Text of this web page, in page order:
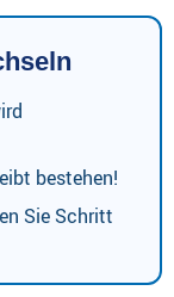
bestehen!
Sie Schritt